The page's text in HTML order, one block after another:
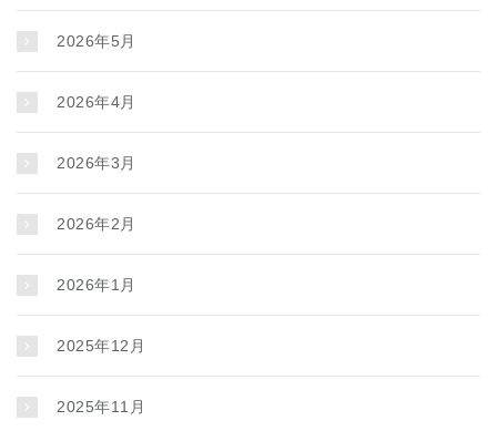
2026年5月
2026年4月
2026年3月
2026年2月
2026年1月
2025年12月
2025年11月